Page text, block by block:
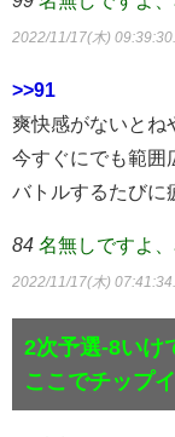
2022/11/17(木)
>>91
爽快感がないとね
今すぐにでも範囲
バトルするたびに
84 名無しですよ
2022/11/17(木)
2次予選-8いけ
ここでチップ